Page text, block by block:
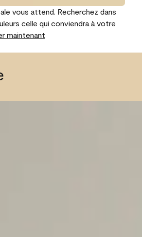
vous attend. Recherchez dans
celle qui conviendra à votre
maintenant